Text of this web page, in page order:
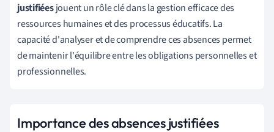
justifiéesjouent un rôle clé dans la gestion efficace des
ressources humaines et des processus éducatifs. La
capacité d'analyser et de comprendre ces absences permet
de maintenir l'équilibre entre les obligations personnelles et
professionnelles.
Importance des absences justifiées